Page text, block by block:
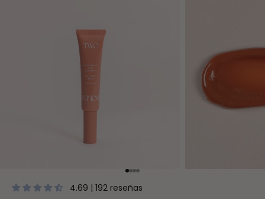
Ir al artículo 1
Ir al artículo 2
Ir al artículo 3
Ir al artículo 4
4.69 | 192 reseñas